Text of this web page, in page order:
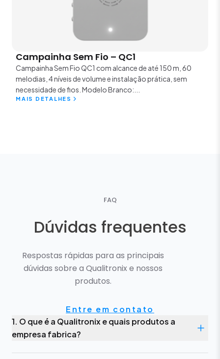
Campainha Sem Fio – QC1
Campainha Sem Fio QC1 com alcance de até 150 m, 60
melodias, 4 níveis de volume e instalação prática, sem
necessidade de fios. Modelo Branco:...
MAIS DETALHES
FAQ
Dúvidas frequentes
Respostas rápidas para as principais
dúvidas sobre a Qualitronix e nossos
produtos.
Entre em contato
1. O que é a Qualitronix e quais produtos a
empresa fabrica?